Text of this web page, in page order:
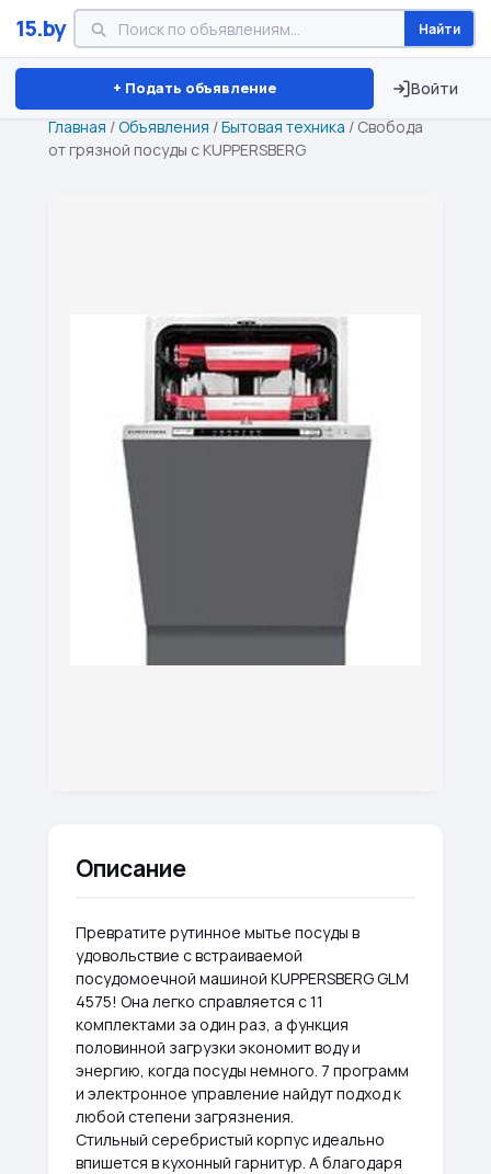
15.by Найти
+ Подать объявление Войти
Минск Витебск Брест ⏱ ТОЛЬКО 15 ДНЕЙ
Главная /Объявления /Бытовая техника / Свобода
от грязной посуды с KUPPERSBERG
Описание
Превратите рутинное мытье посуды в
удовольствие с встраиваемой
посудомоечной машиной KUPPERSBERG GLM
4575! Она легко справляется с 11
комплектами за один раз, а функция
половинной загрузки экономит воду и
энергию, когда посуды немного. 7 программ
и электронное управление найдут подход к
любой степени загрязнения.
Стильный серебристый корпус идеально
впишется в кухонный гарнитур. А благодаря